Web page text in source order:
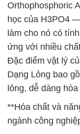
Orthophosphoric
học của H3PO4
làm cho nó có
ứng với nhiều
Đặc điểm vật lý
Dạng Lỏng bao
lỏng, dễ dàng
**Hóa chất và
ngành công